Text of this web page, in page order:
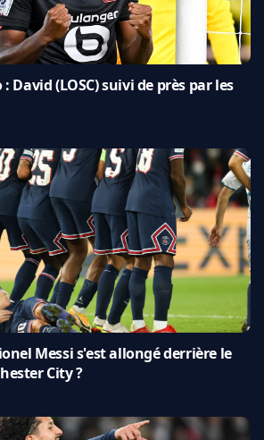
David (LOSC) suivi de près par les
Messi s'est allongé derrière le
City ?